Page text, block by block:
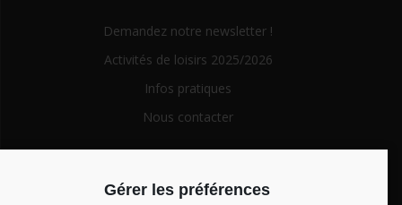
Demandez notre newsletter !
Activités de loisirs 2025/2026
Infos pratiques
Nous contacter
for:
Gérer les préférences